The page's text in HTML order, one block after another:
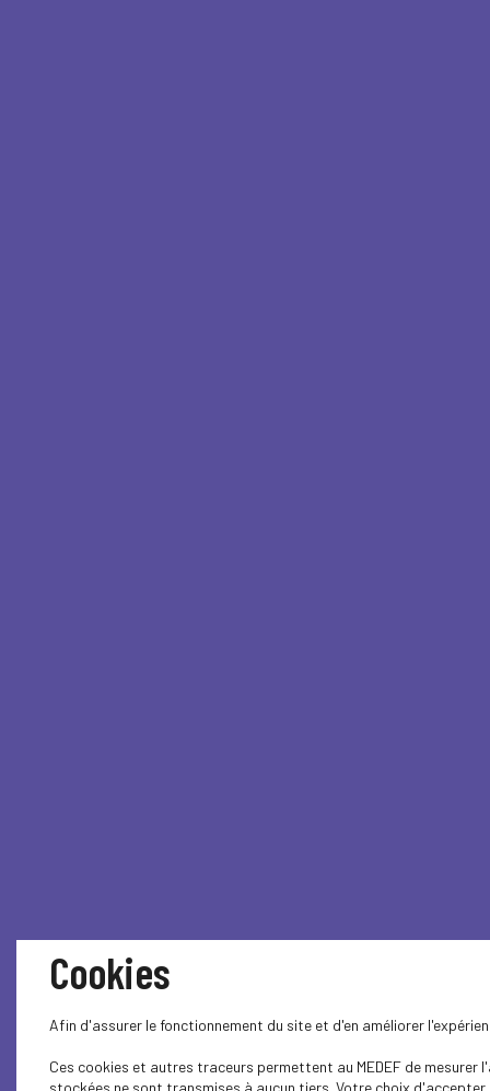
Cookies
Afin d'assurer le fonctionnement du site et d'en améliorer
Ces cookies et autres traceurs permettent au MEDEF de
stockées ne sont transmises à aucun tiers. Votre choix